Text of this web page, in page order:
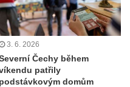
3. 6. 2026
Čechy během
patřily
podstávkovým domům